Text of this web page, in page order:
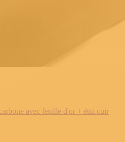
avec feuille d'or + étui cuir